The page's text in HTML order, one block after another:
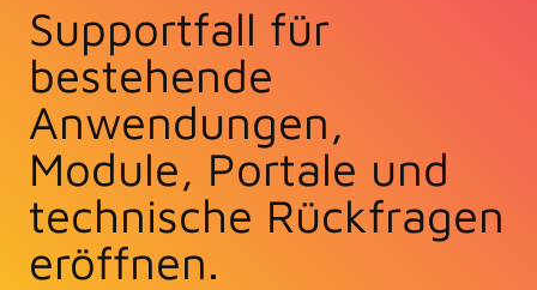
Supportfall für
bestehende
Anwendungen,
Module, Portale und
technische Rückfragen
eröffnen.